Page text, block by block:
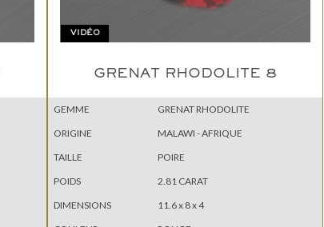
VIDÉO
GRENAT RHODOLITE 8
GEMME
GRENAT RHODOLITE
ORIGINE
MALAWI - AFRIQUE
TAILLE
POIRE
POIDS
2.81 CARAT
DIMENSIONS
11.6 x 8 x 4